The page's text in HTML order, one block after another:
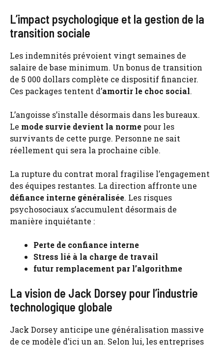
L’impact psychologique et la gestion de la
transition sociale
Les indemnités prévoient vingt semaines de
salaire de base minimum. Un bonus de transition
de 5 000 dollars complète ce dispositif financier.
Ces packages tentent d’amortir le choc social.
L’angoisse s’installe désormais dans les bureaux.
Le mode survie devient la norme pour les
survivants de cette purge. Personne ne sait
réellement qui sera la prochaine cible.
La rupture du contrat moral fragilise l’engagement
des équipes restantes. La direction affronte une
défiance interne généralisée. Les risques
psychosociaux s’accumulent désormais de
manière inquiétante :
Perte de confiance interne
Stress lié à la charge de travail
futur remplacement par l’algorithme
La vision de Jack Dorsey pour l’industrie
technologique globale
Jack Dorsey anticipe une généralisation massive
de ce modèle d’ici un an. Selon lui, les entreprises